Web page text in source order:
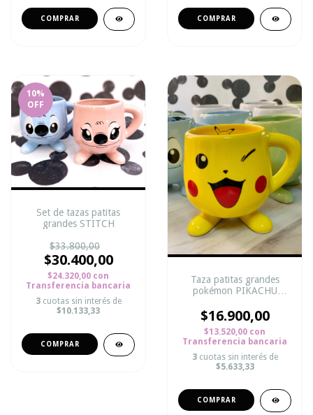
10%
OFF
Set de tazas patitas
grandes STITCH
$33.800,00
$30.400,00
$24.320,00 con
Transferencia bancaria
3 cuotas sin interés de
$10.133,33
Taza patitas grandes
pokémon PIKACHU
$16.900,00
$13.520,00 con
Transferencia bancaria
3 cuotas sin interés de
$5.633,33